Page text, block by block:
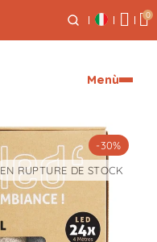
0
Menù
-30%
EN RUPTURE DE STOCK